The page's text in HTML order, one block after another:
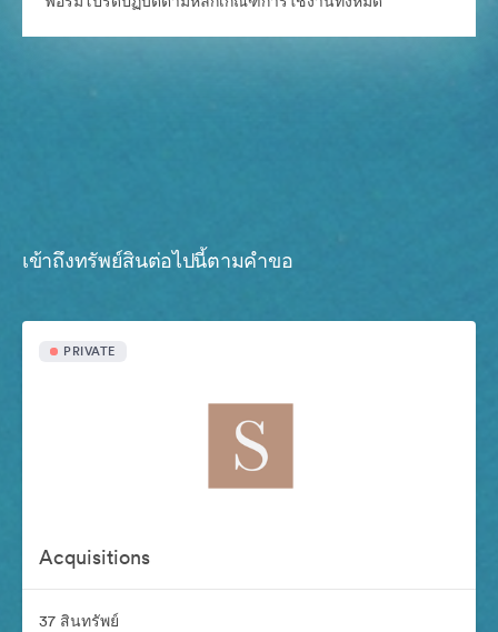
เข้าถึงทรัพย์สินต่อไปนี้ตามคำขอ
PRIVATE
Acquisitions
37 สินทรัพย์